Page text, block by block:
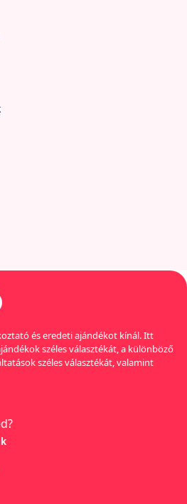
és eredeti ajándékot kínál. Itt
széles választékát, a különböző
széles választékát, valamint